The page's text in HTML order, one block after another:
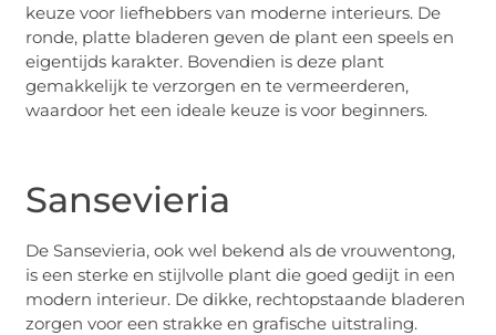
keuze voor liefhebbers van moderne interieurs. De
ronde, platte bladeren geven de plant een speels en
eigentijds karakter. Bovendien is deze plant
gemakkelijk te verzorgen en te vermeerderen,
waardoor het een ideale keuze is voor beginners.
Sansevieria
De Sansevieria, ook wel bekend als de vrouwentong,
is een sterke en stijlvolle plant die goed gedijt in een
modern interieur. De dikke, rechtopstaande bladeren
zorgen voor een strakke en grafische uitstraling.